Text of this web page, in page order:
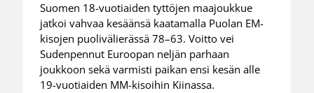
Suomen 18-vuotiaiden tyttöjen maajoukkue
jatkoi vahvaa kesäänsä kaatamalla Puolan EM-
kisojen puolivälierässä 78–63. Voitto vei
Sudenpennut Euroopan neljän parhaan
joukkoon sekä varmisti paikan ensi kesän alle
19-vuotiaiden MM-kisoihin Kiinassa.